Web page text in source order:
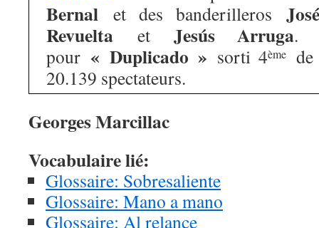
Bernal et des banderilleros
Revuelta etJesús Arruga.
pour « Duplicado » sorti 4èmede
20.139 spectateurs.
Georges Marcillac
Vocabulaire lié:
Glossaire: Sobresaliente
Glossaire: Mano a mano
Glossaire: Al relance